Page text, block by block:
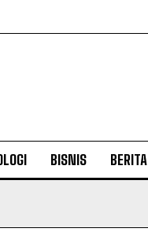
BISNIS BERITA